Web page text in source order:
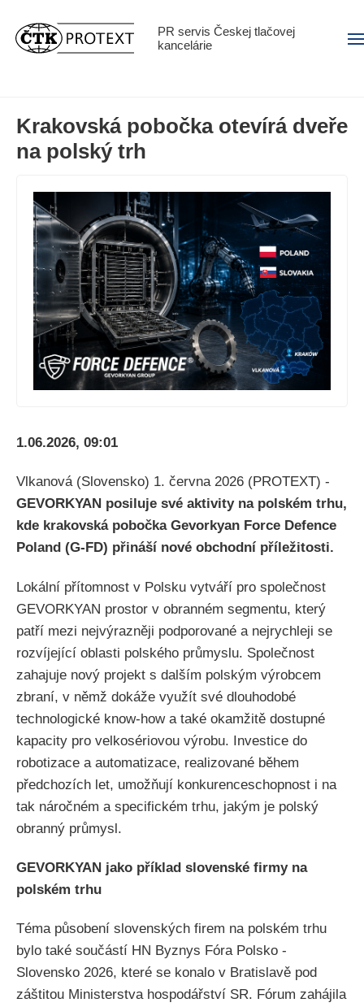
PR servis Českej tlačovej
kancelárie
Krakovská pobočka otevírá dveře
na polský trh
1.06.2026, 09:01
Vlkanová (Slovensko) 1. června 2026 (PROTEXT) -
GEVORKYAN posiluje své aktivity na polském trhu,
kde krakovská pobočka Gevorkyan Force Defence
Poland (G-FD) přináší nové obchodní příležitosti.
Lokální přítomnost v Polsku vytváří pro společnost
GEVORKYAN prostor v obranném segmentu, který
patří mezi nejvýrazněji podporované a nejrychleji se
rozvíjející oblasti polského průmyslu. Společnost
zahajuje nový projekt s dalším polským výrobcem
zbraní, v němž dokáže využít své dlouhodobé
technologické know-how a také okamžitě dostupné
kapacity pro velkosériovou výrobu. Investice do
robotizace a automatizace, realizované během
předchozích let, umožňují konkurenceschopnost i na
tak náročném a specifickém trhu, jakým je polský
obranný průmysl.
GEVORKYAN jako příklad slovenské firmy na
polském trhu
Téma působení slovenských firem na polském trhu
bylo také součástí HN Byznys Fóra Polsko -
Slovensko 2026, které se konalo v Bratislavě pod
záštitou Ministerstva hospodářství SR. Fórum zahájila